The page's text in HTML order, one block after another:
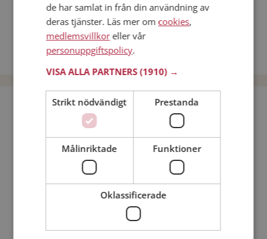
Fler singelmän från Västerås: Sonny,Mirza,Jacek
Kvinnor från Västerås
Dejta kvinnor i Sverige
Dejta män i Sverige
Bli medlem utan kostnad!
Jag är en: Man Kvinna
Min ålder:
de har samlat in från din användning av
deras tjänster. Läs mer om cookies,
medlemsvillkoreller vår
personuppgiftspolicy.
VISA ALLA PARTNERS(1910) →
Strikt nödvändigt Prestanda
Målinriktade Funktioner
Oklassificerade